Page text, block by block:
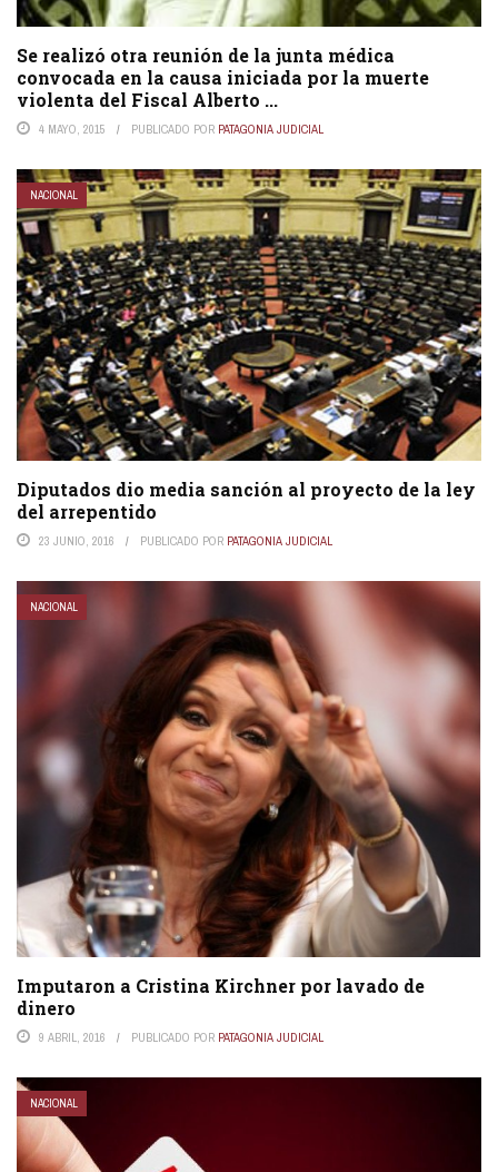
Se realizó otra reunión de la junta médica
convocada en la causa iniciada por la muerte
violenta del Fiscal Alberto ...
4 MAYO, 2015 PUBLICADO POR PATAGONIA JUDICIAL
NACIONAL
Diputados dio media sanción al proyecto de la ley
del arrepentido
23 JUNIO, 2016 PUBLICADO POR PATAGONIA JUDICIAL
NACIONAL
Imputaron a Cristina Kirchner por lavado de
dinero
9 ABRIL, 2016 PUBLICADO POR PATAGONIA JUDICIAL
NACIONAL